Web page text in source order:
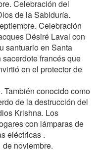
Celebración del
de la Sabiduría.
Celebración
Désiré Laval con
santuario en Santa
francés que
en el protector de
También conocido como
de la destrucción del
Krishna. Los
con lámparas de
eléctricas .
noviembre.